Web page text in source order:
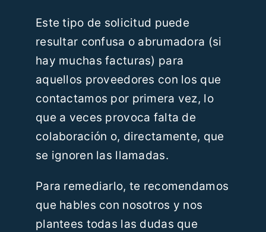
Este tipo de solicitud puede
resultar confusa o abrumadora (si
hay muchas facturas) para
aquellos proveedores con los que
contactamos por primera vez, lo
que a veces provoca falta de
colaboración o, directamente, que
se ignoren las llamadas.
Para remediarlo, te recomendamos
que hables con nosotros y nos
plantees todas las dudas que